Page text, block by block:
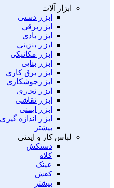
ابزار آلات
ابزار دستی
ابزاربرقی
ابزار بادی
ابزار بنزینی
ابزار مکانیکی
ابزار بنایی
ابزار برق کاری
ابزارجوشکاری
ابزار نجاری
ابزار نقاشی
ابزار ایمنی
ابزار اندازه گیری
بیشتر
لباس کار و ایمنی
دستکش
کلاه
عینک
کفش
بیشتر